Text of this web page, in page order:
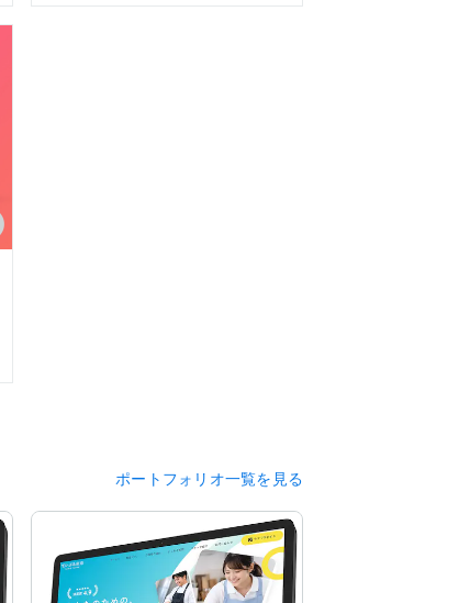
ポートフォリオ一覧を見る